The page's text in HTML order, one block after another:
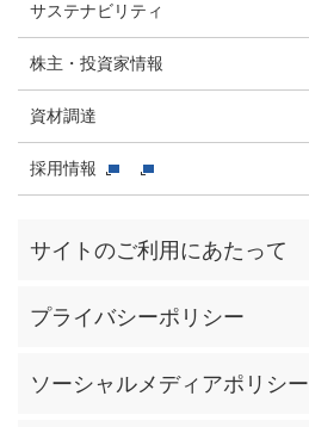
サステナビリティ
株主・投資家情報
資材調達
採用情報
サイトのご利用にあたって
プライバシーポリシー
ソーシャルメディアポリシー